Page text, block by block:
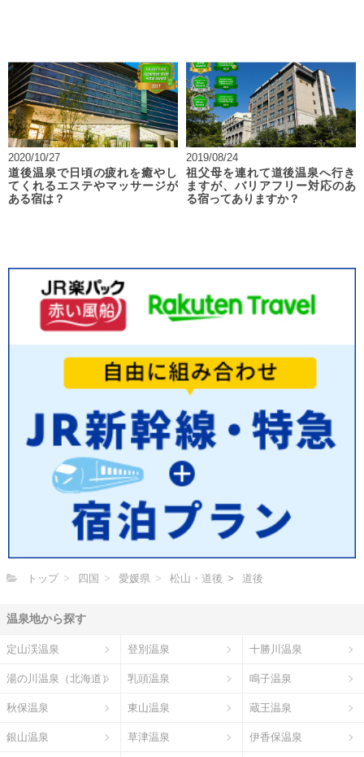
2020/10/27
道後温泉で日頃の疲れを癒やし
てくれるエステやマッサージが
ある宿は？
2019/08/24
祖父母を連れて道後温泉へ行き
ますが、バリアフリー対応のあ
る宿ってありますか？
トップ 四国 愛媛県 松山・道後 道後
温泉地から探す
定山渓温泉 登別温泉 十勝川温泉
湯の川温泉（北海道） 乳頭温泉 鳴子温泉
秋保温泉 東山温泉 蔵王温泉
銀山温泉 草津温泉 伊香保温泉